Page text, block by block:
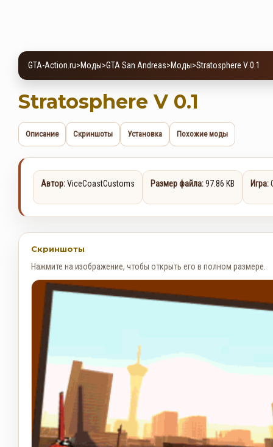
GTA-Action.ru>Моды>GTA San Andreas>Моды>Stratosphere V 0.1
Stratosphere V 0.1
Описание Скриншоты Установка Похожие моды
Автор:ViceCoastCustoms Размер файла:97.86 KB Игра:
Скриншоты
Нажмите на изображение, чтобы открыть его в полном размере.